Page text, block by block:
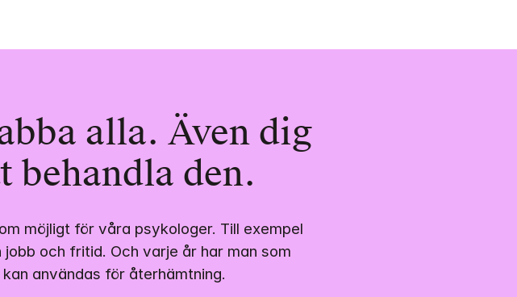
alla. Även dig
behandla den.
möjligt för våra psykologer. Till exempel
och fritid. Och varje år har man som
användas för återhämtning.